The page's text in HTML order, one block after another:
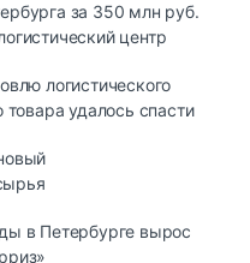
за 350 млн руб.
центр
логистического
удалось спасти
в Петербурге вырос